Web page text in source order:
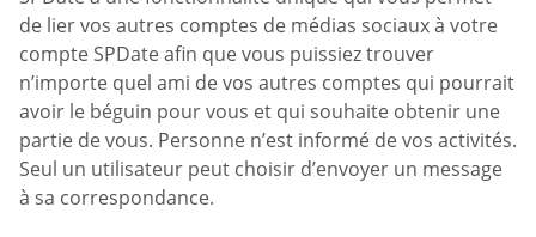
de lier vos autres comptes de médias sociaux à votre
compte SPDate afin que vous puissiez trouver
n’importe quel ami de vos autres comptes qui pourrait
avoir le béguin pour vous et qui souhaite obtenir une
partie de vous. Personne n’est informé de vos activités.
Seul un utilisateur peut choisir d’envoyer un message
à sa correspondance.